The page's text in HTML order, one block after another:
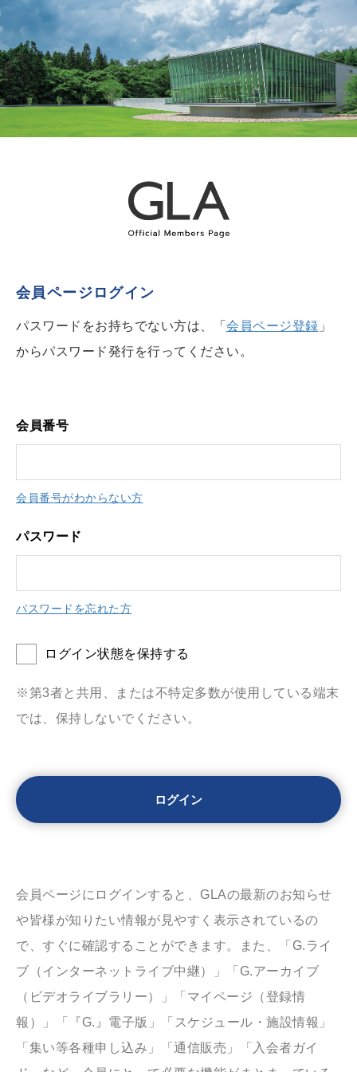
会員ページログイン
パスワードをお持ちでない方は、「 会員ページ登録 」
からパスワード発行を行ってください。
会員番号
会員番号がわからない方
パスワード
パスワードを忘れた方
ログイン状態を保持する
※第3者と共用、または不特定多数が使用している端末
では、保持しないでください。
会員ページにログインすると、GLAの最新のお知らせ
や皆様が知りたい情報が見やすく表示されているの
で、すぐに確認することができます。また、「G.ライ
ブ（インターネットライブ中継）」「G.アーカイブ
（ビデオライブラリー）」「マイページ（登録情
報）」「『G.』電子版」「スケジュール・施設情報」
「集い等各種申し込み」「通信販売」「入会者ガイ